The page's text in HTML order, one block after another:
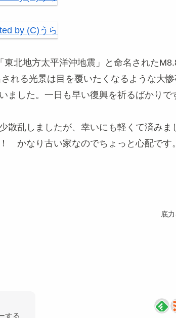
東北地方太平洋沖地震」と命名された
れる光景は目を覆いたくなるような大
ました。一日も早い復興を祈るばかりで
散乱しましたが、幸いにも軽くて済み
かなり古い家なのでちょっと心配です。
底
する